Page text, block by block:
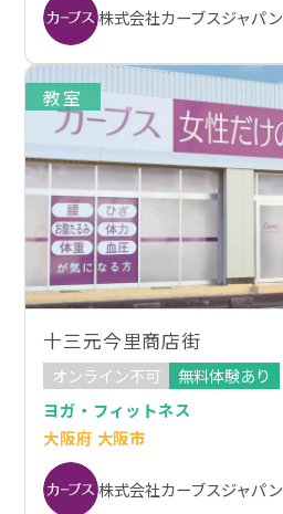
株式会社カーブスジャパン
教室
十三元今里商店街
オンライン不可
無料体験あり
ヨガ・フィットネス
大阪府 大阪市
株式会社カーブスジャパン